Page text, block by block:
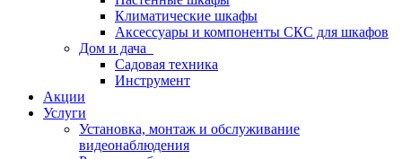
Климатические шкафы
Аксессуары и компоненты СКС для шкафов
Дом и дача
Садовая техника
Инструмент
Акции
Услуги
Установка, монтаж и обслуживание
видеонаблюдения